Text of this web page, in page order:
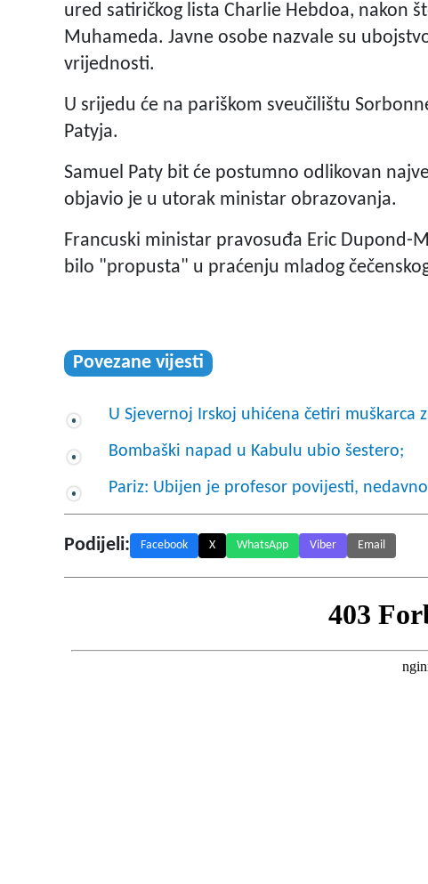
ured satiričkog lista Charlie Hebdoa, nakon
Muhameda. Javne osobe nazvale su
vrijednosti.
U srijedu će na pariškom sveučilištu
Patyja.
Samuel Paty bit će postumno odlikovan
objavio je u utorak ministar obrazovanja.
Francuski ministar pravosuđa Eric
bilo "propusta" u praćenju mladog
Povezane vijesti
U Sjevernoj Irskoj uhićena četiri muškarca
Bombaški napad u Kabulu ubio šestero;
Pariz: Ubijen je profesor povijesti,
Podijeli: Facebook X WhatsApp Viber Email